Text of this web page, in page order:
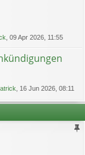
, 09 Apr 2026, 11:55
, 16 Jun 2026, 08:11